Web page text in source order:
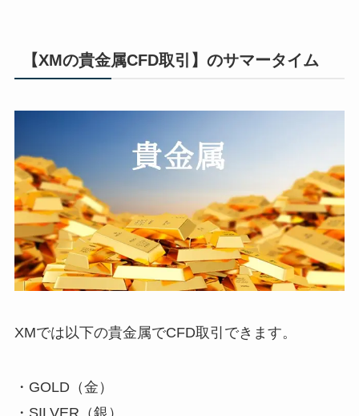
【XMの貴金属CFD取引】のサマータイム
XMでは以下の貴金属でCFD取引できます。
・GOLD（金）